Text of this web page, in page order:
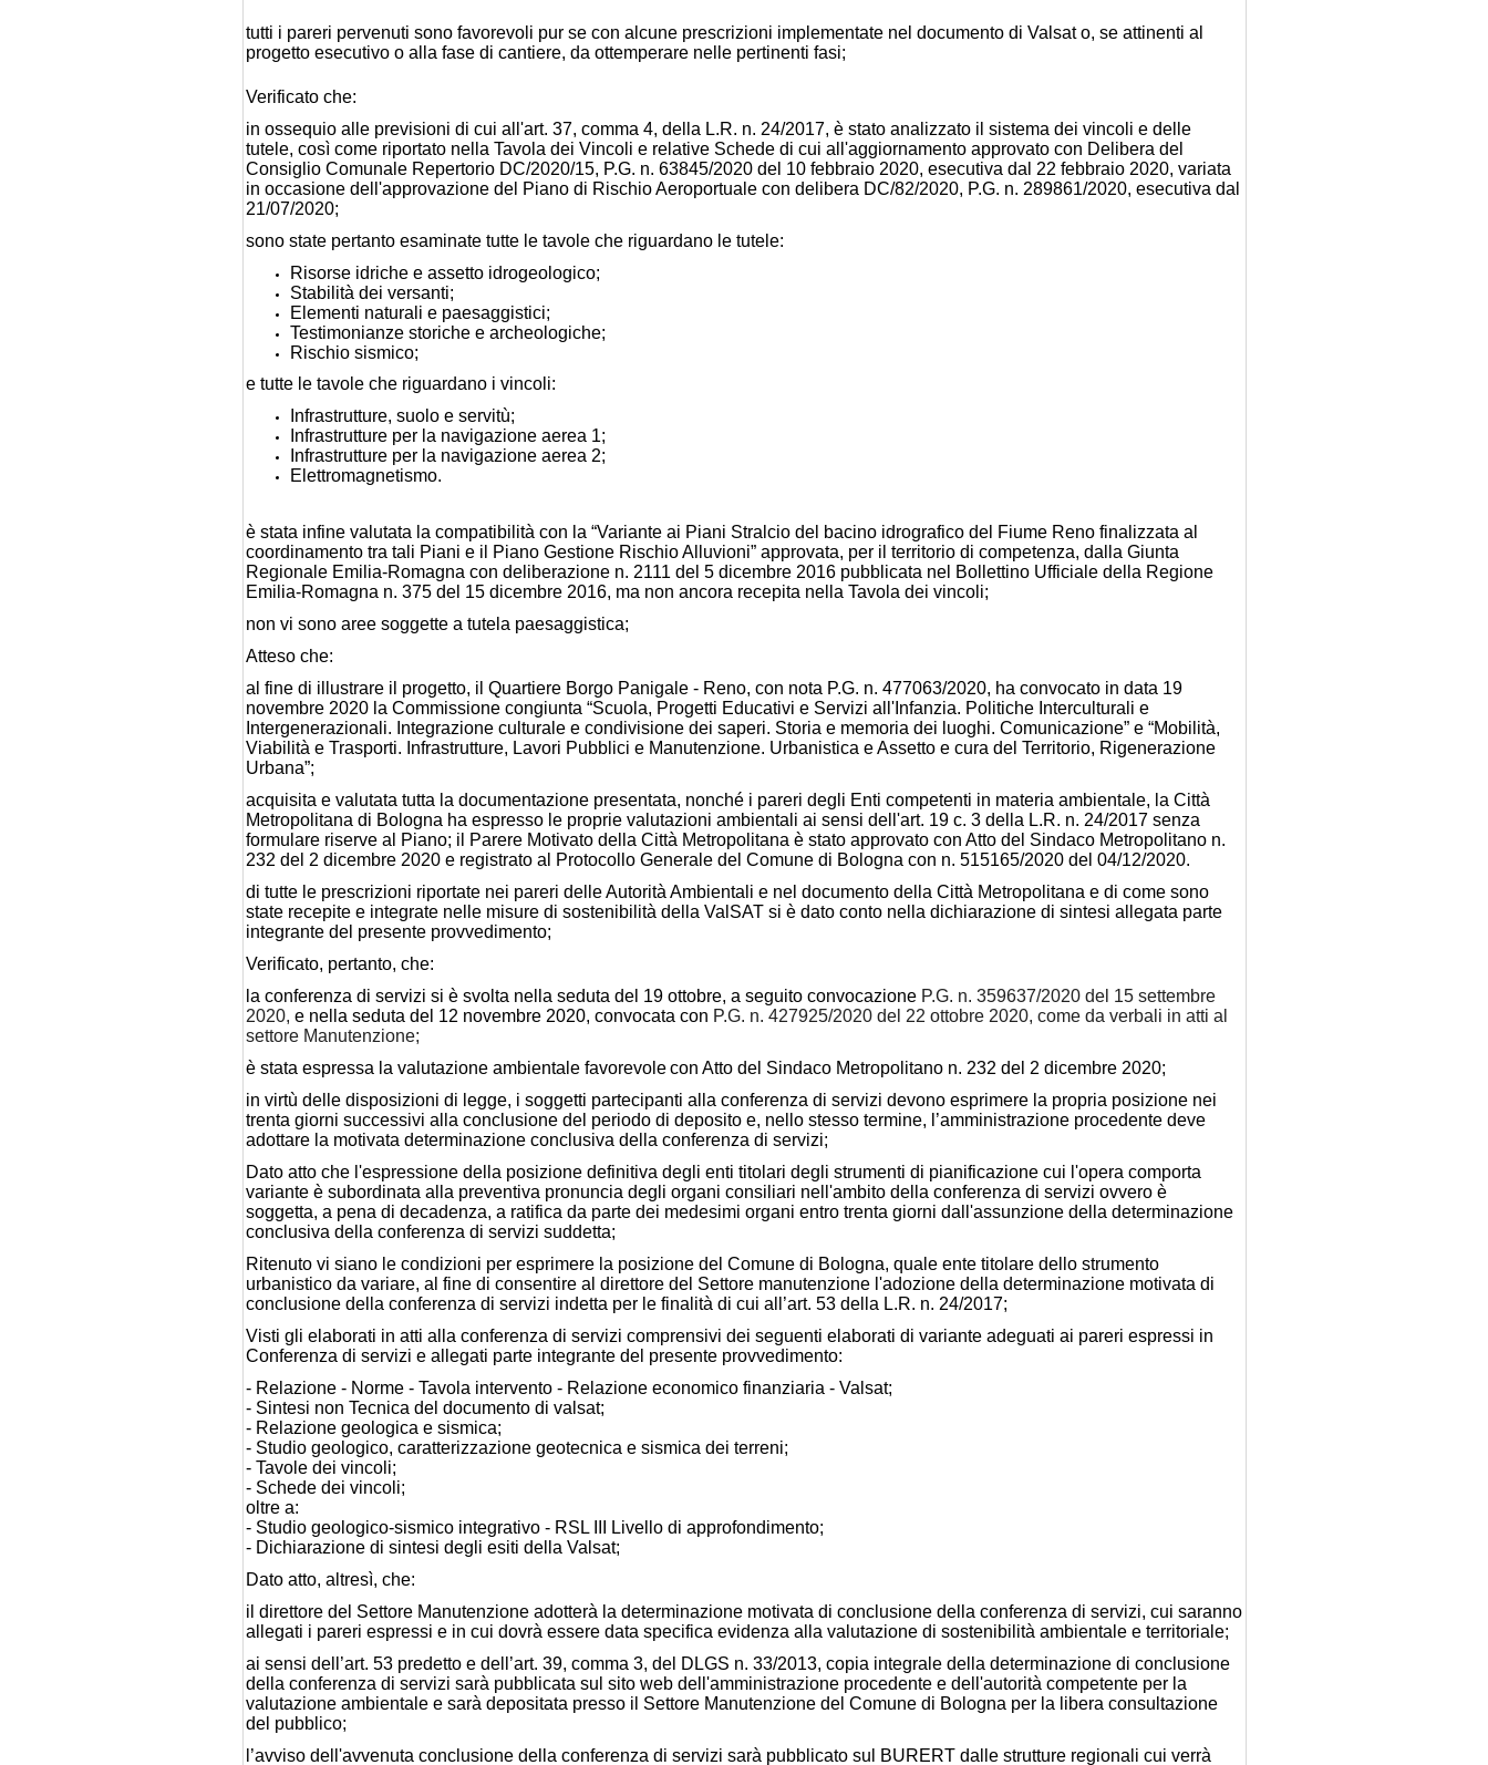
tutti i pareri pervenuti sono favorevoli pur se con alcune prescrizioni implementate nel documento di Valsat o, se attinenti al
progetto esecutivo o alla fase di cantiere, da ottemperare nelle pertinenti fasi;
Verificato che:
in ossequio alle previsioni di cui all'art. 37, comma 4, della L.R. n. 24/2017, è stato analizzato il sistema dei vincoli e delle
tutele, così come riportato nella Tavola dei Vincoli e relative Schede di cui all'aggiornamento approvato con Delibera del
Consiglio Comunale Repertorio DC/2020/15, P.G. n. 63845/2020 del 10 febbraio 2020, esecutiva dal 22 febbraio 2020, variata
in occasione dell'approvazione del Piano di Rischio Aeroportuale con delibera DC/82/2020, P.G. n. 289861/2020, esecutiva dal
21/07/2020;
sono state pertanto esaminate tutte le tavole che riguardano le tutele:
Risorse idriche e assetto idrogeologico;
Stabilità dei versanti;
Elementi naturali e paesaggistici;
Testimonianze storiche e archeologiche;
Rischio sismico;
e tutte le tavole che riguardano i vincoli:
Infrastrutture, suolo e servitù;
Infrastrutture per la navigazione aerea 1;
Infrastrutture per la navigazione aerea 2;
Elettromagnetismo.
è stata infine valutata la compatibilità con la “Variante ai Piani Stralcio del bacino idrografico del Fiume Reno finalizzata al
coordinamento tra tali Piani e il Piano Gestione Rischio Alluvioni” approvata, per il territorio di competenza, dalla Giunta
Regionale Emilia-Romagna con deliberazione n. 2111 del 5 dicembre 2016 pubblicata nel Bollettino Ufficiale della Regione
Emilia-Romagna n. 375 del 15 dicembre 2016, ma non ancora recepita nella Tavola dei vincoli;
non vi sono aree soggette a tutela paesaggistica;
Atteso che:
al fine di illustrare il progetto, il Quartiere Borgo Panigale - Reno, con nota P.G. n. 477063/2020, ha convocato in data 19
novembre 2020 la Commissione congiunta “Scuola, Progetti Educativi e Servizi all'Infanzia. Politiche Interculturali e
Intergenerazionali. Integrazione culturale e condivisione dei saperi. Storia e memoria dei luoghi. Comunicazione” e “Mobilità,
Viabilità e Trasporti. Infrastrutture, Lavori Pubblici e Manutenzione. Urbanistica e Assetto e cura del Territorio, Rigenerazione
Urbana”;
acquisita e valutata tutta la documentazione presentata, nonché i pareri degli Enti competenti in materia ambientale, la Città
Metropolitana di Bologna ha espresso le proprie valutazioni ambientali ai sensi dell'art. 19 c. 3 della L.R. n. 24/2017 senza
formulare riserve al Piano; il Parere Motivato della Città Metropolitana è stato approvato con Atto del Sindaco Metropolitano n.
232 del 2 dicembre 2020 e registrato al Protocollo Generale del Comune di Bologna con n. 515165/2020 del 04/12/2020.
di tutte le prescrizioni riportate nei pareri delle Autorità Ambientali e nel documento della Città Metropolitana e di come sono
state recepite e integrate nelle misure di sostenibilità della ValSAT si è dato conto nella dichiarazione di sintesi allegata parte
integrante del presente provvedimento;
Verificato, pertanto, che:
la conferenza di servizi si è svolta nella seduta del 19 ottobre, a seguito convocazione P.G. n. 359637/2020 del 15 settembre
2020, e nella seduta del 12 novembre 2020, convocata con P.G. n. 427925/2020 del 22 ottobre 2020, come da verbali in atti al
settore Manutenzione;
è stata espressa la valutazione ambientale favorevolecon Atto del Sindaco Metropolitano n. 232 del 2 dicembre 2020;
in virtù delle disposizioni di legge, i soggetti partecipanti alla conferenza di servizi devono esprimere la propria posizione nei
trenta giorni successivi alla conclusione del periodo di deposito e, nello stesso termine, l’amministrazione procedente deve
adottare la motivata determinazione conclusiva della conferenza di servizi;
Dato atto che l'espressione della posizione definitiva degli enti titolari degli strumenti di pianificazione cui l'opera comporta
variante è subordinata alla preventiva pronuncia degli organi consiliari nell'ambito della conferenza di servizi ovvero è
soggetta, a pena di decadenza, a ratifica da parte dei medesimi organi entro trenta giorni dall'assunzione della determinazione
conclusiva della conferenza di servizi suddetta;
Ritenuto vi siano le condizioni per esprimere la posizione del Comune di Bologna, quale ente titolare dello strumento
urbanistico da variare, al fine di consentire al direttore del Settore manutenzione l'adozione della determinazione motivata di
conclusione della conferenza di servizi indetta per le finalità di cui all’art. 53 della L.R. n. 24/2017;
Visti gli elaborati in atti alla conferenza di servizi comprensivi dei seguenti elaborati di variante adeguati ai pareri espressi in
Conferenza di servizi e allegati parte integrante del presente provvedimento:
- Relazione - Norme - Tavola intervento - Relazione economico finanziaria - Valsat;
- Sintesi non Tecnica del documento di valsat;
- Relazione geologica e sismica;
- Studio geologico, caratterizzazione geotecnica e sismica dei terreni;
- Tavole dei vincoli;
- Schede dei vincoli;
oltre a:
- Studio geologico-sismico integrativo - RSL III Livello di approfondimento;
- Dichiarazione di sintesi degli esiti della Valsat;
Dato atto, altresì, che:
il direttore del Settore Manutenzione adotterà la determinazione motivata di conclusione della conferenza di servizi, cui saranno
allegati i pareri espressi e in cui dovrà essere data specifica evidenza alla valutazione di sostenibilità ambientale e territoriale;
ai sensi dell’art. 53 predetto e dell’art. 39, comma 3, del DLGS n. 33/2013, copia integrale della determinazione di conclusione
della conferenza di servizi sarà pubblicata sul sito web dell'amministrazione procedente e dell'autorità competente per la
valutazione ambientale e sarà depositata presso il Settore Manutenzione del Comune di Bologna per la libera consultazione
del pubblico;
l’avviso dell'avvenuta conclusione della conferenza di servizi sarà pubblicato sul BURERT dalle strutture regionali cui verrà